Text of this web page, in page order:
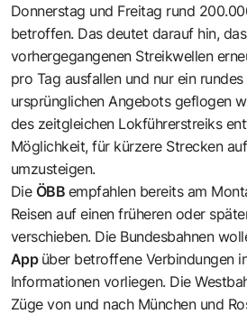
Donnerstag und Freitag rund
betroffen. Das deutet darauf hin,
vorhergegangenen Streikwellen
pro Tag ausfallen und nur ein
ursprünglichen Angebots geflogen
des zeitgleichen Lokführerstreiks
Möglichkeit, für kürzere Strecken
umzusteigen.
Die ÖBB empfahlen bereits am
Reisen auf einen früheren oder
verschieben. Die Bundesbahnen
App über betroffene Verbindungen
Informationen vorliegen. Die
Züge von und nach München und